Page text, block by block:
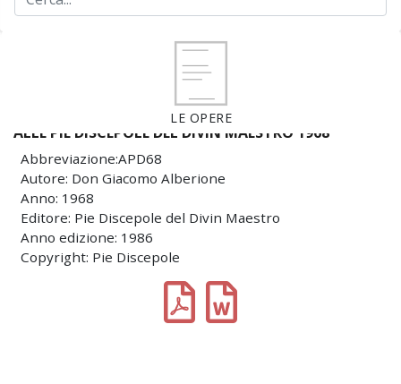
LE OPERE
ALLE PIE DISCEPOLE DEL DIVIN MAESTRO 1968
Abbreviazione:APD68
Autore: Don Giacomo Alberione
Anno: 1968
Editore: Pie Discepole del Divin Maestro
Anno edizione: 1986
Copyright: Pie Discepole